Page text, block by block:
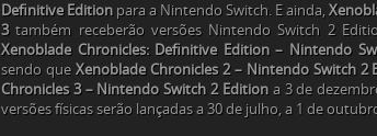
Definitive Edition para a Nintendo Switch. E ainda,
3também receberão versões Nintendo Switch 2
Xenoblade Chronicles: Definitive Edition – Nintendo
sendo que Xenoblade Chronicles 2 – Nintendo Switch 2
Chronicles 3 – Nintendo Switch 2 Editiona 3 de
versões físicas serão lançadas a 30 de julho, a 1 de